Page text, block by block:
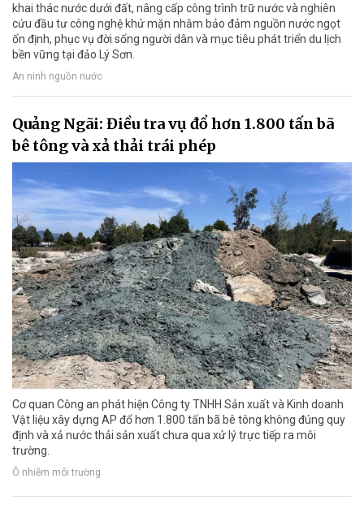
khai thác nước dưới đất, nâng cấp công trình trữ nước và nghiên
cứu đầu tư công nghệ khử mặn nhằm bảo đảm nguồn nước ngọt
ổn định, phục vụ đời sống người dân và mục tiêu phát triển du lịch
bền vững tại đảo Lý Sơn.
An ninh nguồn nước
Quảng Ngãi: Điều tra vụ đổ hơn 1.800 tấn bã
bê tông và xả thải trái phép
Cơ quan Công an phát hiện Công ty TNHH Sản xuất và Kinh doanh
Vật liệu xây dựng AP đổ hơn 1.800 tấn bã bê tông không đúng quy
định và xả nước thải sản xuất chưa qua xử lý trực tiếp ra môi
trường.
Ô nhiễm môi trường